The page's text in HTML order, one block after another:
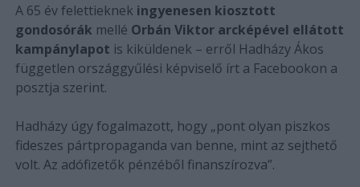
A 65 év felettieknek ingyenesen kiosztott
gondosórák mellé Orbán Viktor arcképével ellátott
kampánylapot is kiküldenek – erről Hadházy Ákos
független országgyűlési képviselő írt a Facebookon a
posztja szerint.
Hadházy úgy fogalmazott, hogy „pont olyan piszkos
fideszes pártpropaganda van benne, mint az sejthető
volt. Az adófizetők pénzéből finanszírozva”.